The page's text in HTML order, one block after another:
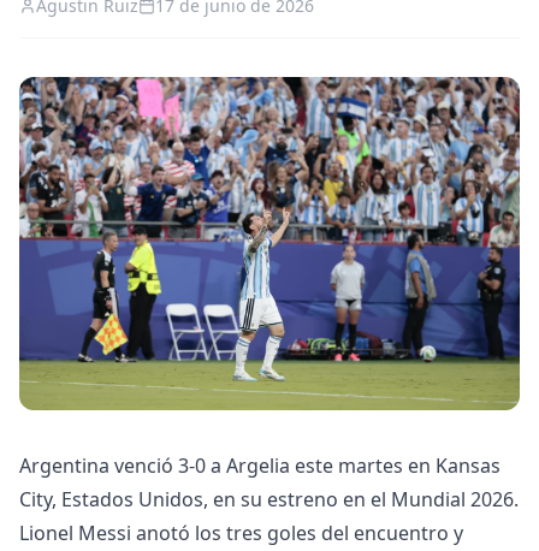
Agustin Ruiz 17 de junio de 2026
Argentina venció 3-0 a Argelia este martes en Kansas
City, Estados Unidos, en su estreno en el Mundial 2026.
Lionel Messi anotó los tres goles del encuentro y